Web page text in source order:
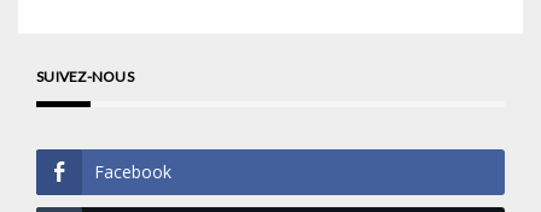
SUIVEZ-NOUS
Facebook